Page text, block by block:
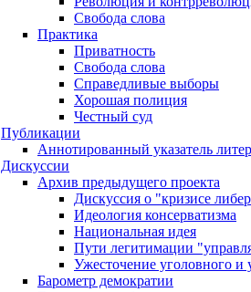
Свобода слова
Практика
Приватность
Свобода слова
Справедливые выборы
Хорошая полиция
Честный суд
Публикации
Аннотированный указатель
Дискуссии
Архив предыдущего проекта
Дискуссия о "кризисе
Идеология консерватизма
Национальная идея
Пути легитимации
Ужесточение уголовного и
Барометр демократии